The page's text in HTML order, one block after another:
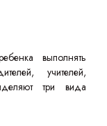
выполнять
учителей,
три вида